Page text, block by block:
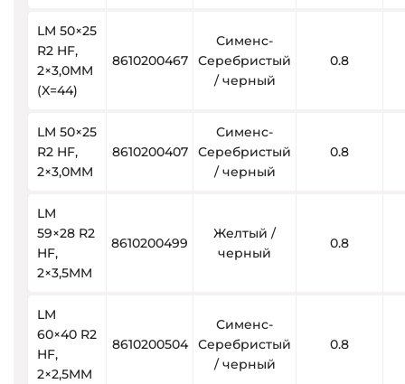
LM 50×25
R2 HF,
2×3,0MM
(X=44)
8610200467
Сименс-
Серебристый
/ черный
0.8
LM 50×25
R2 HF,
2×3,0MM
8610200407
Сименс-
Серебристый
/ черный
0.8
LM
59×28 R2
HF,
2×3,5MM
8610200499
Желтый /
черный
0.8
LM
60×40 R2
HF,
2×2,5MM
8610200504
Сименс-
Серебристый
/ черный
0.8